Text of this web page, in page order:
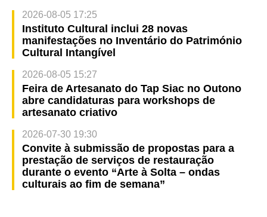
2026-08-05 17:25
Instituto Cultural inclui 28 novas
manifestações no Inventário do Património
Cultural Intangível
2026-08-05 15:27
Feira de Artesanato do Tap Siac no Outono
abre candidaturas para workshops de
artesanato criativo
2026-07-30 19:30
Convite à submissão de propostas para a
prestação de serviços de restauração
durante o evento “Arte à Solta – ondas
culturais ao fim de semana”